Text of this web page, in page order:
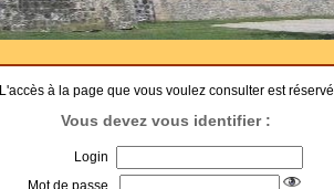
L'accès à la page que vous voulez consulter est réservé
Vous devez vous identifier :
Login
Mot de passe